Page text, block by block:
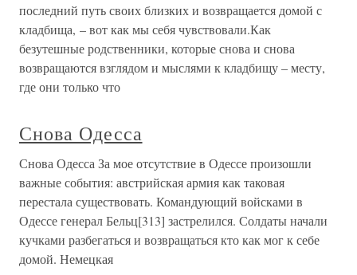
последний путь своих близких и возвращается домой с
кладбища, – вот как мы себя чувствовали.Как
безутешные родственники, которые снова и снова
возвращаются взглядом и мыслями к кладбищу – месту,
где они только что
Снова Одесса
Снова Одесса За мое отсутствие в Одессе произошли
важные события: австрийская армия как таковая
перестала существовать. Командующий войсками в
Одессе генерал Бельц[313] застрелился. Солдаты начали
кучками разбегаться и возвращаться кто как мог к себе
домой. Немецкая